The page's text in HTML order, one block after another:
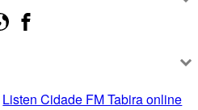
Listen Cidade FM Tabira online